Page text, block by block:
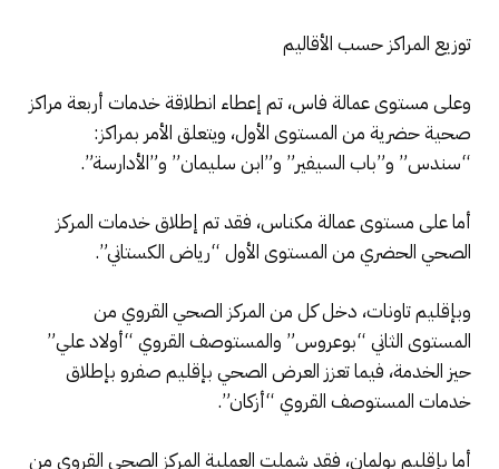
توزيع المراكز حسب الأقاليم
وعلى مستوى عمالة فاس، تم إعطاء انطلاقة خدمات أربعة مراكز
صحية حضرية من المستوى الأول، ويتعلق الأمر بمراكز:
“سندس” و”باب السيفير” و”ابن سليمان” و”الأدارسة”.
أما على مستوى عمالة مكناس، فقد تم إطلاق خدمات المركز
الصحي الحضري من المستوى الأول “رياض الكستاني”.
وبإقليم تاونات، دخل كل من المركز الصحي القروي من
المستوى الثاني “بوعروس” والمستوصف القروي “أولاد علي”
حيز الخدمة، فيما تعزز العرض الصحي بإقليم صفرو بإطلاق
خدمات المستوصف القروي “أزكان”.
أما بإقليم بولمان، فقد شملت العملية المركز الصحي القروي من